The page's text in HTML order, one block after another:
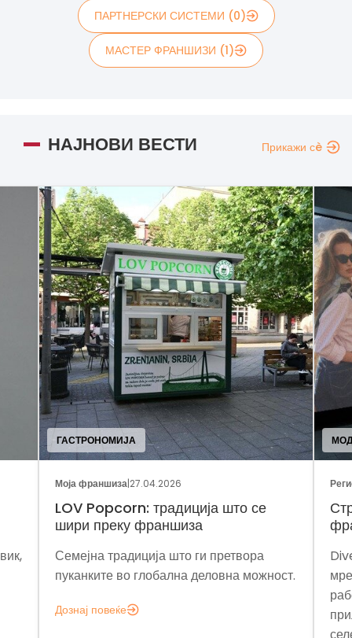
ПАРТНЕРСКИ СИСТЕМИ (0)
МАСТЕР ФРАНШИЗИ (1)
НАЈНОВИ ВЕСТИ Прикажи сè
ГАСТРОНОМИЈА
Моја франшиза|27.04.2026
LOV Popcorn: традиција што се
шири преку франшиза
Семејна традиција што ги претвора
пуканките во глобална деловна можност.
Дознај повеќе